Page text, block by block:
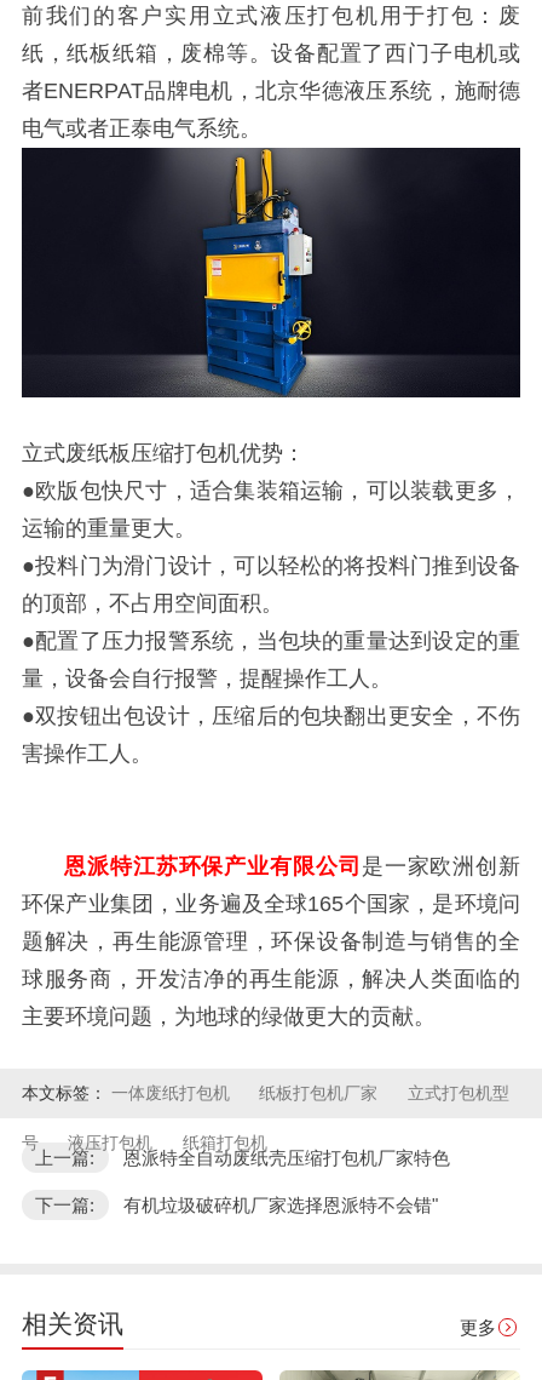
前我们的客户实用立式液压打包机用于打包：废
纸，纸板纸箱，废棉等。设备配置了西门子电机或
者ENERPAT品牌电机，北京华德液压系统，施耐德
电气或者正泰电气系统。
立式废纸板压缩打包机优势：
●欧版包快尺寸，适合集装箱运输，可以装载更多，
运输的重量更大。
●投料门为滑门设计，可以轻松的将投料门推到设备
的顶部，不占用空间面积。
●配置了压力报警系统，当包块的重量达到设定的重
量，设备会自行报警，提醒操作工人。
●双按钮出包设计，压缩后的包块翻出更安全，不伤
害操作工人。
恩派特江苏环保产业有限公司 是一家欧洲创新
环保产业集团，业务遍及全球165个国家，是环境问
题解决，再生能源管理，环保设备制造与销售的全
球服务商，开发洁净的再生能源，解决人类面临的
主要环境问题，为地球的绿做更大的贡献。
本文标签： 一体废纸打包机 纸板打包机厂家 立式打包机型
号 液压打包机 纸箱打包机
上一篇: 恩派特全自动废纸壳压缩打包机厂家特色
下一篇: 有机垃圾破碎机厂家选择恩派特不会错"
相关资讯 更多